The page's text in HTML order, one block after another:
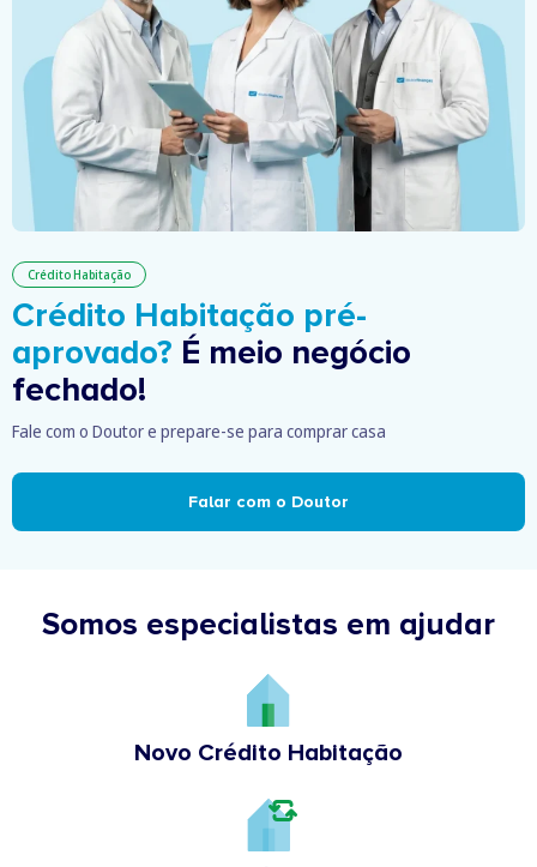
Crédito Habitação
Crédito Habitação pré-
aprovado? É meio negócio
fechado!
Fale com o Doutor e prepare-se para comprar casa
Falar com o Doutor
Somos especialistas em ajudar
Novo Crédito Habitação